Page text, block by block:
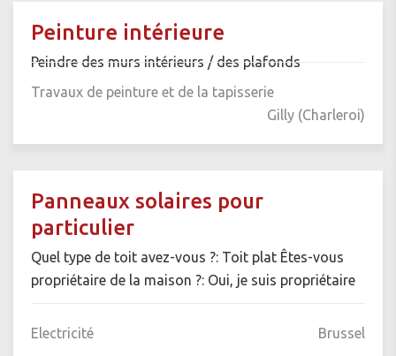
Peinture intérieure
Peindre des murs intérieurs / des plafonds
Travaux de peinture et de la tapisserie
Gilly (Charleroi)
Panneaux solaires pour
particulier
Quel type de toit avez-vous ?: Toit plat Êtes-vous
propriétaire de la maison ?: Oui, je suis propriétaire
Electricité Brussel